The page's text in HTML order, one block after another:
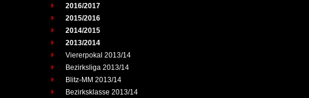
2016/2017
2015/2016
2014/2015
2013/2014
Viererpokal 2013/14
Bezirksliga 2013/14
Blitz-MM 2013/14
Bezirksklasse 2013/14